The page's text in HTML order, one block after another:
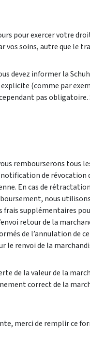
pour exercer votre
vos soins, autre que le
devez informer la
(comme par
pas
rembourserons tous
de
En cas de
nous
frais supplémentaires
retour de la
de l’annulation de
renvoi de la
de la valeur de la
correct de la
merci de remplir ce